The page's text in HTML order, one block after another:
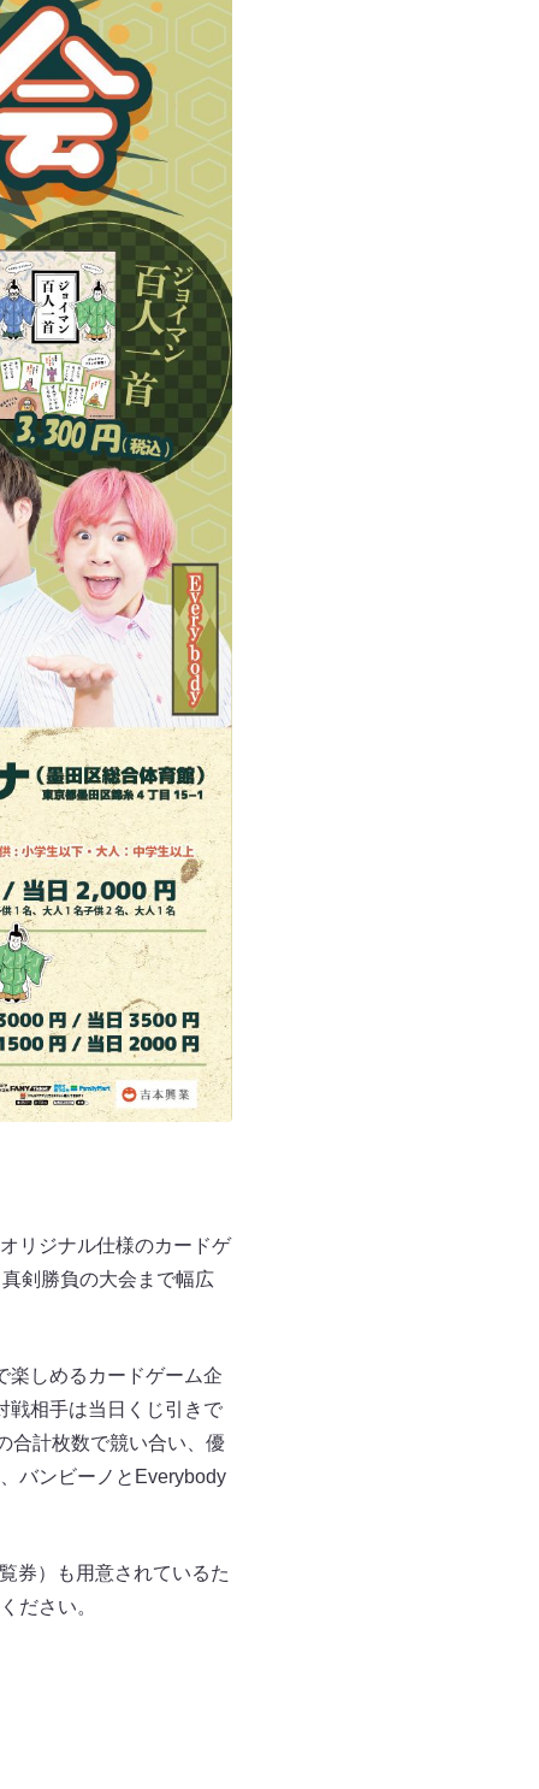
リジナル仕様のカードゲ
剣勝負の大会まで幅広
楽しめるカードゲーム企
戦相手は当日くじ引きで
合計枚数で競い合い、優
バンビーノとEverybody
券）も用意されているた
ださい。